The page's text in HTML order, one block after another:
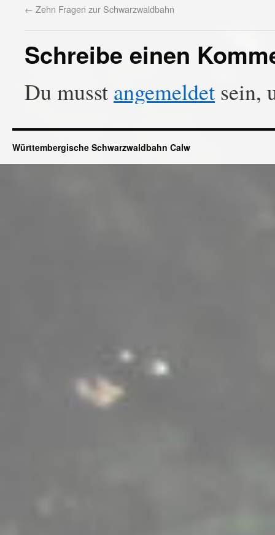
← Zehn Fragen zur Schwarzwaldbahn
Schreibe einen
Du musst angemeldet sein,
Württembergische Schwarzwaldbahn Calw